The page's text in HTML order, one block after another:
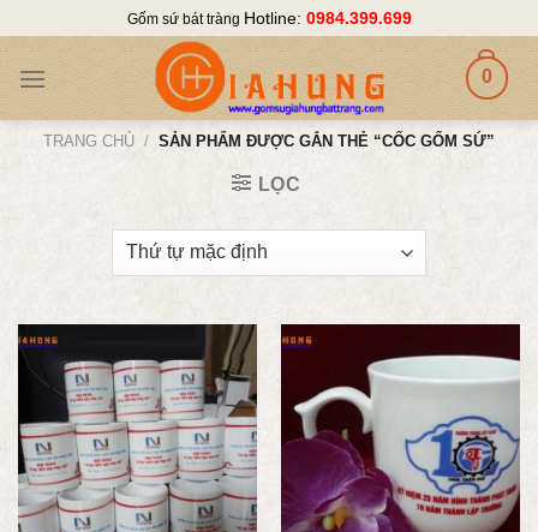
content
Gốm sứ bát tràng Hotline: 0984.399.699
0
TRANG CHỦ / SẢN PHẨM ĐƯỢC GẮN THẺ “CỐC GỐM SỨ”
LỌC